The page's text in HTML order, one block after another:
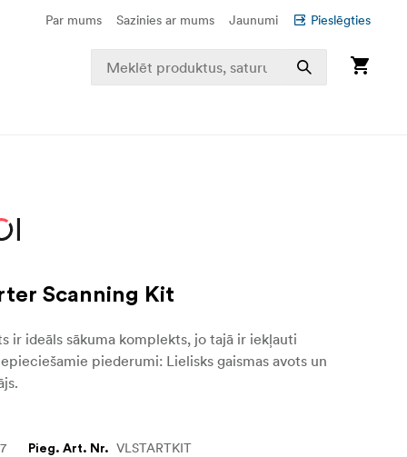
Par mums Sazinies ar mums Jaunumi Pieslēgties
Scanning Kit
ir ideāls sākuma komplekts, jo tajā ir iekļauti
piederumi: Lielisks gaismas avots un
Pieg. Art. Nr. VLSTARTKIT